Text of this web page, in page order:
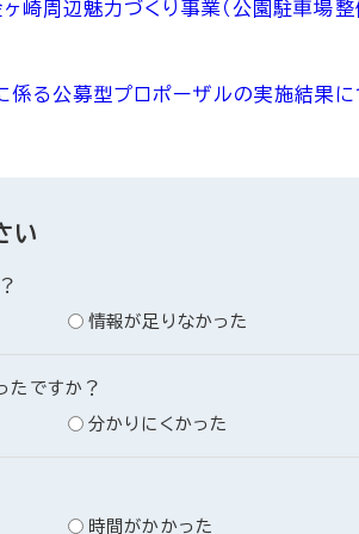
ヶ崎周辺魅力づくり事業（公園駐車場整
係る公募型プロポーザルの実施結果に
い
情報が足りなかった
たですか？
分かりにくかった
時間がかかった